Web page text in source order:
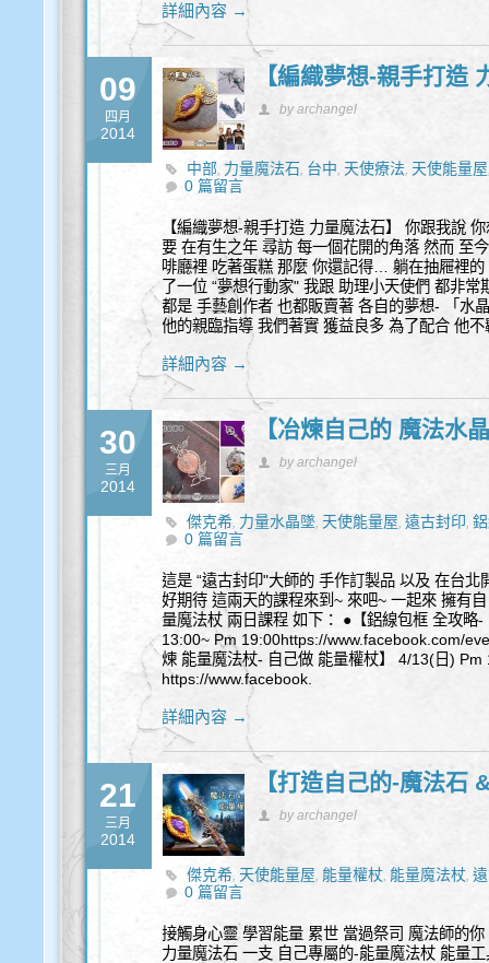
詳細內容 →
09
四月
2014
【編織夢想-親手打造
by archangel
中部, 力量魔法石, 台中, 天使療法, 天使能量屋
線綁框教學
0 篇留言
【編織夢想-親手打造 力量魔法石】 你跟我說
要 在有生之年 尋訪 每一個花開的角落 然而 至
啡廳裡 吃著蛋糕 那麼 你還記得… 躺在抽屜裡
了一位 “夢想行動家" 我跟 助理小天使們 都非
都是 手藝創作者 也都販賣著 各自的夢想- 「水
他的親臨指導 我們著實 獲益良多 為了配合 他
詳細內容 →
30
三月
2014
【冶煉自己的 魔法水
by archangel
傑克希, 力量水晶墜, 天使能量屋,遠古封印,
0 篇留言
這是 “遠古封印"大師的 手作訂製品 以及 在台
好期待 這兩天的課程來到~ 來吧~ 一起來 擁有
量魔法杖 兩日課程 如下： ●【鋁線包框 全攻略
13:00~ Pm 19:00https://www.facebook.com/
煉 能量魔法杖- 自己做 能量權杖】 4/13(日)
https://www.facebook.
詳細內容 →
21
三月
2014
【打造自己的-魔法石
by archangel
傑克希, 天使能量屋, 能量權杖, 能量魔法杖,
0 篇留言
接觸身心靈 學習能量 累世 當過祭司 魔法師的
力量魔法石 一支 自己專屬的-能量魔法杖 能量